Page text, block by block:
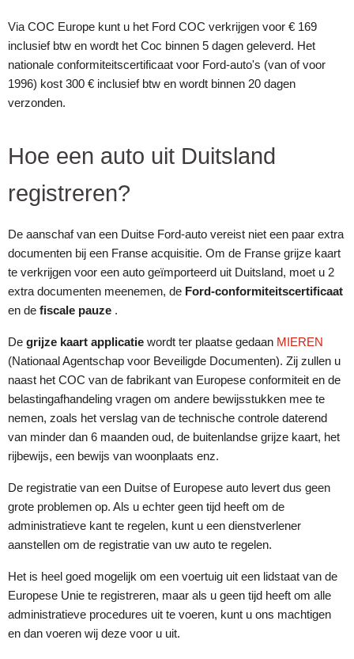
Via COC Europe kunt u het Ford COC verkrijgen voor € 169
inclusief btw en wordt het Coc binnen 5 dagen geleverd. Het
nationale conformiteitscertificaat voor Ford-auto's (van of voor
1996) kost 300 € inclusief btw en wordt binnen 20 dagen
verzonden.
Hoe een auto uit Duitsland
registreren?
De aanschaf van een Duitse Ford-auto vereist niet een paar extra
documenten bij een Franse acquisitie. Om de Franse grijze kaart
te verkrijgen voor een auto geïmporteerd uit Duitsland, moet u 2
extra documenten meenemen, de Ford-conformiteitscertificaat
en de fiscale pauze .
De grijze kaart applicatie wordt ter plaatse gedaan MIEREN
(Nationaal Agentschap voor Beveiligde Documenten). Zij zullen u
naast het COC van de fabrikant van Europese conformiteit en de
belastingafhandeling vragen om andere bewijsstukken mee te
nemen, zoals het verslag van de technische controle daterend
van minder dan 6 maanden oud, de buitenlandse grijze kaart, het
rijbewijs, een bewijs van woonplaats enz.
De registratie van een Duitse of Europese auto levert dus geen
grote problemen op. Als u echter geen tijd heeft om de
administratieve kant te regelen, kunt u een dienstverlener
aanstellen om de registratie van uw auto te regelen.
Het is heel goed mogelijk om een voertuig uit een lidstaat van de
Europese Unie te registreren, maar als u geen tijd heeft om alle
administratieve procedures uit te voeren, kunt u ons machtigen
en dan voeren wij deze voor u uit.